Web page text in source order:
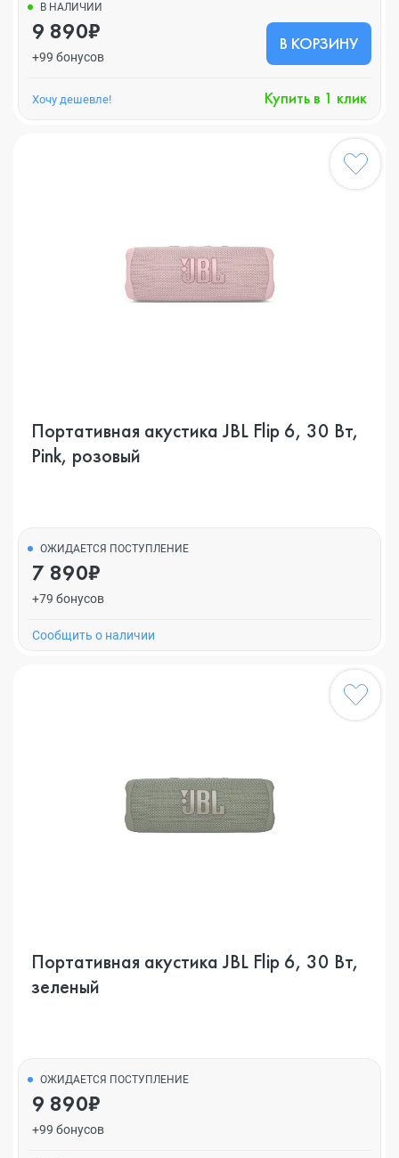
В НАЛИЧИИ
9 890₽
+99 бонусов
В КОРЗИНУ
Хочу дешевле! Купить в 1 клик
Портативная акустика JBL Flip 6, 30 Вт,
Pink, розовый
ОЖИДАЕТСЯ ПОСТУПЛЕНИЕ
7 890₽
+79 бонусов
Cообщить о наличии
Портативная акустика JBL Flip 6, 30 Вт,
зеленый
ОЖИДАЕТСЯ ПОСТУПЛЕНИЕ
9 890₽
+99 бонусов